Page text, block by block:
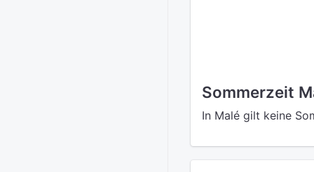
Sommerzeit
In Malé gilt keine